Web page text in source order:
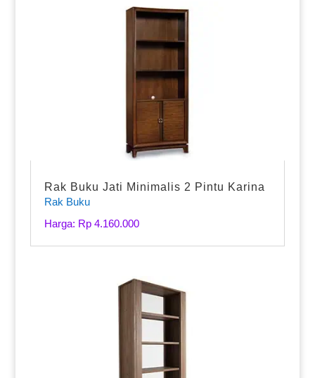
Rak Buku Jati Minimalis 2 Pintu Karina
Rak Buku
Harga: Rp 4.160.000